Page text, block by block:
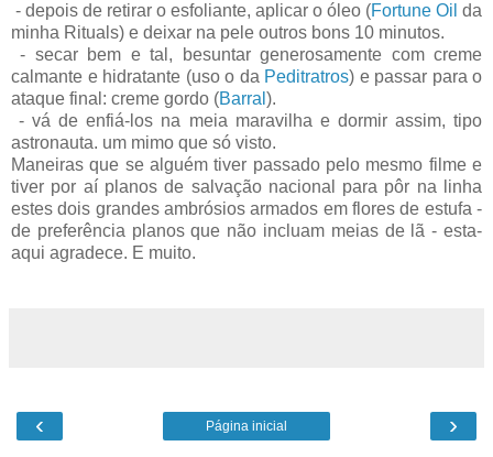
- depois de retirar o esfoliante, aplicar o óleo (Fortune Oil da
minha Rituals) e deixar na pele outros bons 10 minutos.
- secar bem e tal, besuntar generosamente com creme
calmante e hidratante (uso o da Peditratros) e passar para o
ataque final: creme gordo (Barral ).
- vá de enfiá-los na meia maravilha e dormir assim, tipo
astronauta. um mimo que só visto.
Maneiras que se alguém tiver passado pelo mesmo filme e
tiver por aí planos de salvação nacional para pôr na linha
estes dois grandes ambrósios armados em flores de estufa -
de preferência planos que não incluam meias de lã - esta-
aqui agradece. E muito.
‹ ›
Página inicial